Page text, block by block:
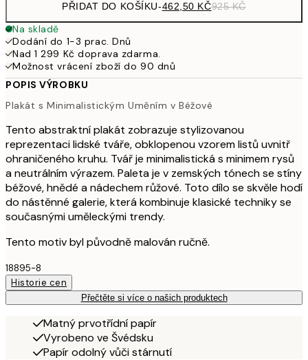
PŘIDAT DO KOŠÍKU-462,50 KČ925 KČ
Na skladě
Dodání do 1-3 prac. Dnů
Nad 1 299 Kč doprava zdarma.
Možnost vrácení zboží do 90 dnů
POPIS VÝROBKU
Plakát s Minimalistickým Uměním v Béžové
Tento abstraktní plakát zobrazuje stylizovanou
reprezentaci lidské tváře, obklopenou vzorem listů uvnitř
ohraničeného kruhu. Tvář je minimalistická s minimem rysů
a neutrálním výrazem. Paleta je v zemských tónech se stíny
béžové, hnědé a nádechem růžové. Toto dílo se skvěle hodí
do nástěnné galerie, která kombinuje klasické techniky se
současnými uměleckými trendy.
Tento motiv byl původně malován ručně.
18895-8
Historie cen
Přečtěte si více o našich produktech
Matný prvotřídní papír
Vyrobeno ve Švédsku
Papír odolný vůči stárnutí